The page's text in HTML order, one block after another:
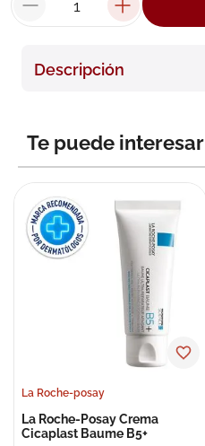
Descripción
Te puede interesar
La Roche-posay
La Roche-Posay Crema
Cicaplast Baume B5+
cerave
7. isdin
9 megacistin
10.pañales